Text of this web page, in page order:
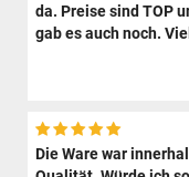
da. Preise sind TOP
gab es auch noch.
Die Ware war